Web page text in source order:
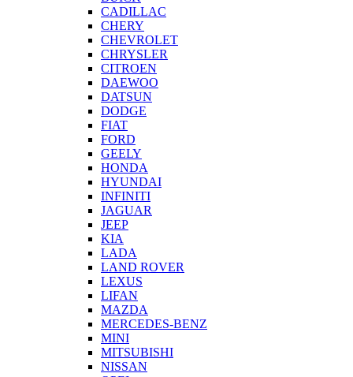
CADILLAC
CHERY
CHEVROLET
CHRYSLER
CITROEN
DAEWOO
DATSUN
DODGE
FIAT
FORD
GEELY
HONDA
HYUNDAI
INFINITI
JAGUAR
JEEP
KIA
LADA
LAND ROVER
LEXUS
LIFAN
MAZDA
MERCEDES-BENZ
MINI
MITSUBISHI
NISSAN